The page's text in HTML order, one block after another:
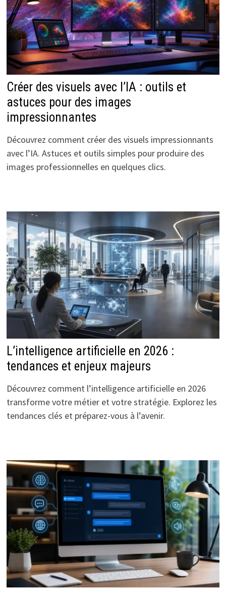
Créer des visuels avec l’IA : outils et
astuces pour des images
impressionnantes
Découvrez comment créer des visuels impressionnants
avec l’IA. Astuces et outils simples pour produire des
images professionnelles en quelques clics.
L’intelligence artificielle en 2026 :
tendances et enjeux majeurs
Découvrez comment l’intelligence artificielle en 2026
transforme votre métier et votre stratégie. Explorez les
tendances clés et préparez-vous à l’avenir.